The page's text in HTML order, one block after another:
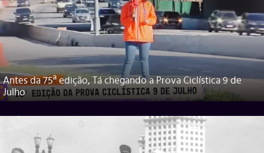
Antes da 75ª edição, Tá chegando a Prova Ciclística 9 de
Julho